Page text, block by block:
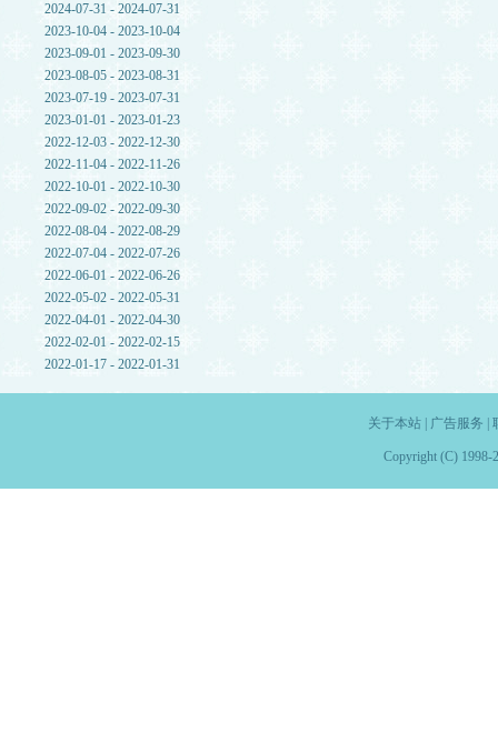
2024-07-31 - 2024-07-31
2023-10-04 - 2023-10-04
2023-09-01 - 2023-09-30
2023-08-05 - 2023-08-31
2023-07-19 - 2023-07-31
2023-01-01 - 2023-01-23
2022-12-03 - 2022-12-30
2022-11-04 - 2022-11-26
2022-10-01 - 2022-10-30
2022-09-02 - 2022-09-30
2022-08-04 - 2022-08-29
2022-07-04 - 2022-07-26
2022-06-01 - 2022-06-26
2022-05-02 - 2022-05-31
2022-04-01 - 2022-04-30
2022-02-01 - 2022-02-15
2022-01-17 - 2022-01-31
关于本站| 广告服务
Copyright (C) 1998-